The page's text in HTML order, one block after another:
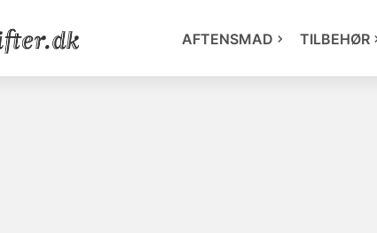
AFTENSMAD TILBEHØR